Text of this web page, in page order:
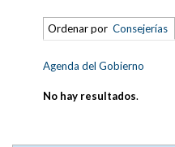
Ordenar por Consejerías
Agenda del Gobierno
No hay resultados.